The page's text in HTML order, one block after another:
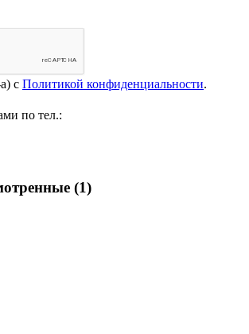
с Политикой конфиденциальности.
по тел.:
(1)